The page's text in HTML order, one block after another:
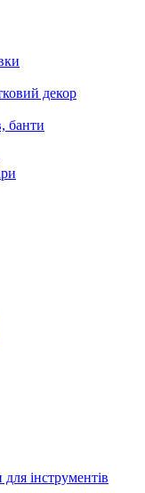
декор
банти
інструментів